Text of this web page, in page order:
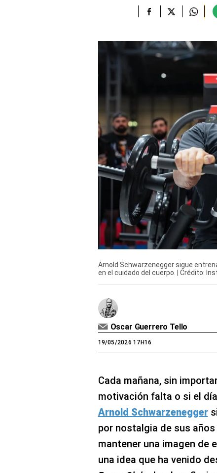
Arnold Schwarzenegger sigue
en el cuidado del cuerpo. | Crédito:
Oscar Guerrero Tello
19/05/2026 17H16
Cada mañana, sin
motivación falta o si el
Arnold Schwarzenegger
por nostalgia de sus
mantener una imagen de
una idea que ha venido